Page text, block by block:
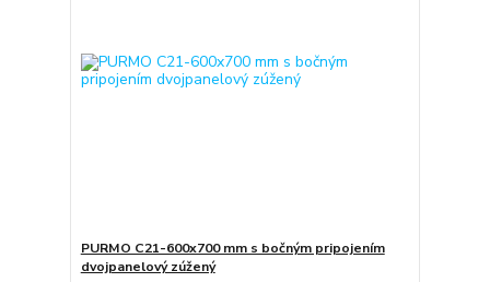
PURMO C21-600x700 mm s bočným pripojením
dvojpanelový zúžený